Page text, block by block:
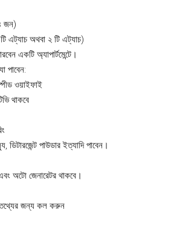
জন)
এট্যাচ অথবা ২ টি এট্যাচ)
একটি অ্যাপার্টমেন্টে।
পাবেন:
ওয়াইফাই
থাকবে
ডিটারজেন্ট পাউডার ইত্যাদি পাবেন।
অটো জেনারেটর থাকবে।
তথ্যের জন্য কল করুন